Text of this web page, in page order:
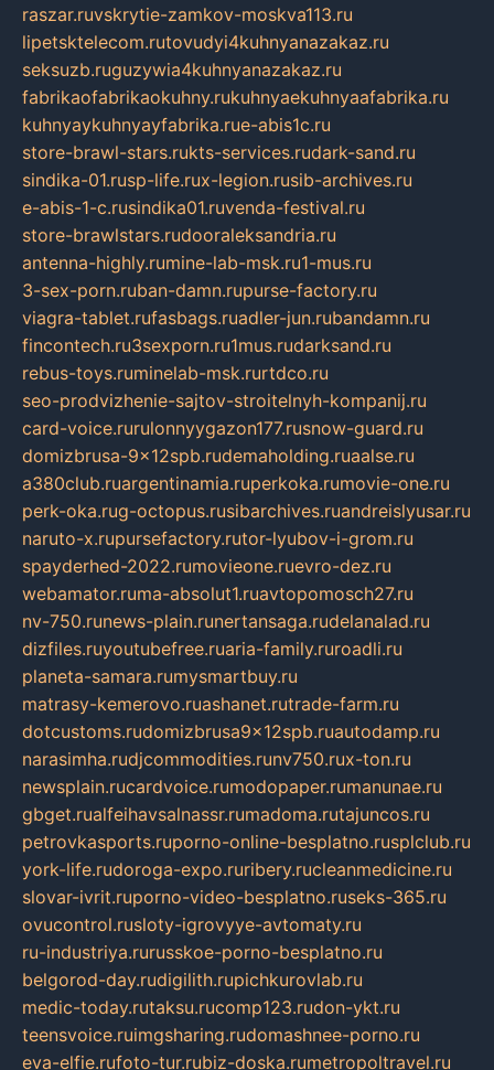
raszar.ruvskrytie-zamkov-moskva113.ru
lipetsktelecom.rutovudyi4kuhnyanazakaz.ru
seksuzb.ruguzywia4kuhnyanazakaz.ru
fabrikaofabrikaokuhny.rukuhnyaekuhnyaafabrika.ru
kuhnyaykuhnyayfabrika.rue-abis1c.ru
store-brawl-stars.rukts-services.rudark-sand.ru
sindika-01.rusp-life.rux-legion.rusib-archives.ru
e-abis-1-c.rusindika01.ruvenda-festival.ru
store-brawlstars.rudooraleksandria.ru
antenna-highly.rumine-lab-msk.ru1-mus.ru
3-sex-porn.ruban-damn.rupurse-factory.ru
viagra-tablet.rufasbags.ruadler-jun.rubandamn.ru
fincontech.ru3sexporn.ru1mus.rudarksand.ru
rebus-toys.ruminelab-msk.rurtdco.ru
seo-prodvizhenie-sajtov-stroitelnyh-kompanij.ru
card-voice.rurulonnyygazon177.rusnow-guard.ru
domizbrusa-9x12spb.rudemaholding.ruaalse.ru
a380club.ruargentinamia.ruperkoka.rumovie-one.ru
perk-oka.rug-octopus.rusibarchives.ruandreislyusar.ru
naruto-x.rupursefactory.rutor-lyubov-i-grom.ru
spayderhed-2022.rumovieone.ruevro-dez.ru
webamator.ruma-absolut1.ruavtopomosch27.ru
nv-750.runews-plain.runertansaga.rudelanalad.ru
dizfiles.ruyoutubefree.ruaria-family.ruroadli.ru
planeta-samara.rumysmartbuy.ru
matrasy-kemerovo.ruashanet.rutrade-farm.ru
dotcustoms.rudomizbrusa9x12spb.ruautodamp.ru
narasimha.rudjcommodities.runv750.rux-ton.ru
newsplain.rucardvoice.rumodopaper.rumanunae.ru
gbget.rualfeihavsalnassr.rumadoma.rutajuncos.ru
petrovkasports.ruporno-online-besplatno.rusplclub.ru
york-life.rudoroga-expo.ruribery.rucleanmedicine.ru
slovar-ivrit.ruporno-video-besplatno.ruseks-365.ru
ovucontrol.rusloty-igrovyye-avtomaty.ru
ru-industriya.rurusskoe-porno-besplatno.ru
belgorod-day.rudigilith.rupichkurovlab.ru
medic-today.rutaksu.rucomp123.rudon-ykt.ru
teensvoice.ruimgsharing.rudomashnee-porno.ru
eva-elfie.rufoto-tur.rubiz-doska.rumetropoltravel.ru